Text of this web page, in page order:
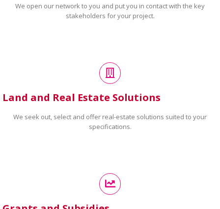
We open our network to you and put you in contact with the key
stakeholders for your project.
Land and Real Estate Solutions
We seek out, select and offer real-estate solutions suited to your
specifications.